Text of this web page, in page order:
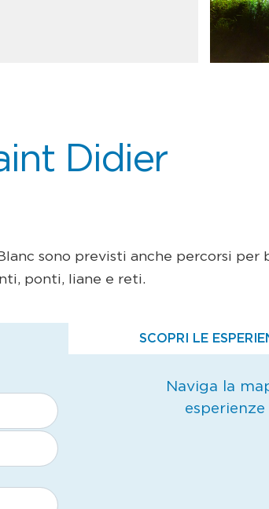
Didier
sono previsti anche percorsi per
ponti, liane e reti.